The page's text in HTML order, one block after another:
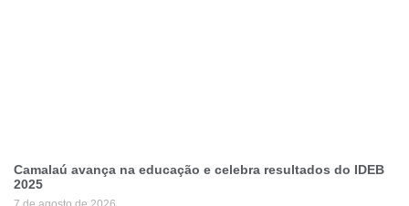
Camalaú avança na educação e celebra resultados do IDEB
2025